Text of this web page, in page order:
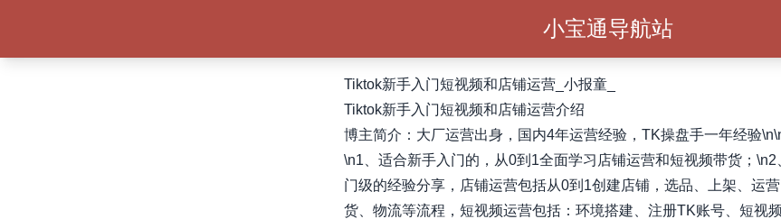
小宝通导航站
Tiktok新手入门短视频和店铺运营_小报童_
Tiktok新手入门短视频和店铺运营介绍
博主简介：大厂运营出身，国内4年运营经验，TK操盘手一年经验
\n1、适合新手入门的，从0到1全面学习店铺运营和短视频带货；\n2
门级的经验分享，店铺运营包括从0到1创建店铺，选品、上架、运
货、物流等流程，短视频运营包括：环境搭建、注册TK账号、短视